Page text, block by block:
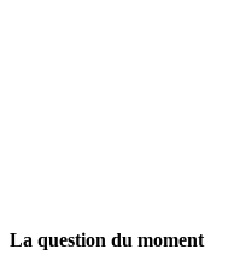
La question du moment